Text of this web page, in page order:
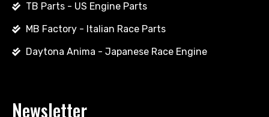
TB Parts - US Engine Parts
MB Factory - Italian Race Parts
Daytona Anima - Japanese Race Engine
Newsletter